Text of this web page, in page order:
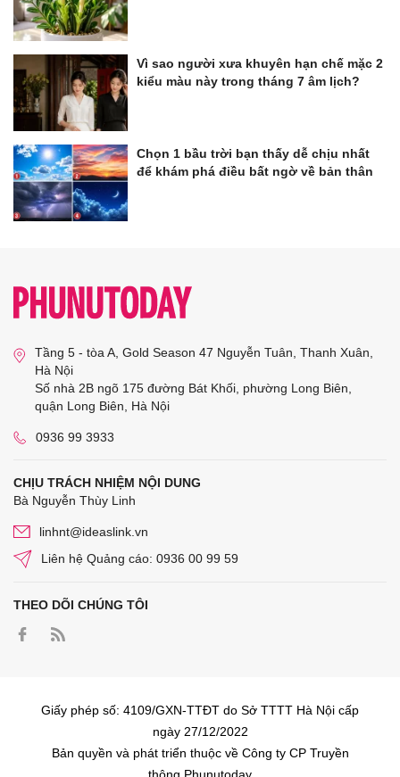
Vì sao người xưa khuyên hạn chế mặc 2
kiểu màu này trong tháng 7 âm lịch?
Chọn 1 bầu trời bạn thấy dễ chịu nhất
để khám phá điều bất ngờ về bản thân
Tầng 5 - tòa A, Gold Season 47 Nguyễn Tuân, Thanh Xuân,
Hà Nội
Số nhà 2B ngõ 175 đường Bát Khối, phường Long Biên,
quận Long Biên, Hà Nội
0936 99 3933
CHỊU TRÁCH NHIỆM NỘI DUNG
Bà Nguyễn Thùy Linh
linhnt@ideaslink.vn
Liên hệ Quảng cáo: 0936 00 99 59
THEO DÕI CHÚNG TÔI
Giấy phép số: 4109/GXN-TTĐT do Sở TTTT Hà Nội cấp
ngày 27/12/2022
Bản quyền và phát triển thuộc về Công ty CP Truyền